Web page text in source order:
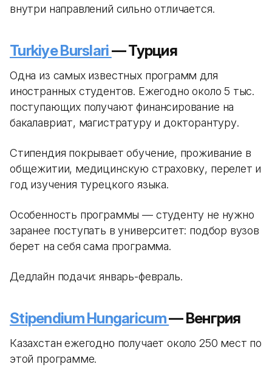
внутри направлений сильно отличается.
Turkiye Burslari— Турция
Одна из самых известных программ для
иностранных студентов. Ежегодно около 5 тыс.
поступающих получают финансирование на
бакалавриат, магистратуру и докторантуру.
Стипендия покрывает обучение, проживание в
общежитии, медицинскую страховку, перелет и
год изучения турецкого языка.
Особенность программы — студенту не нужно
заранее поступать в университет: подбор вузов
берет на себя сама программа.
Дедлайн подачи: январь-февраль.
Stipendium Hungaricum— Венгрия
Казахстан ежегодно получает около 250 мест по
этой программе.